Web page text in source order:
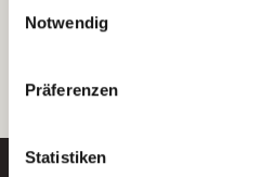
Wenn Sie auf „Cookies
Sie der Speicherung
Ihre Einwilligung
indem Sie die Cookie-
unserer
Notwendig
Präferenzen
Statistiken
Weitere Details können Sie der